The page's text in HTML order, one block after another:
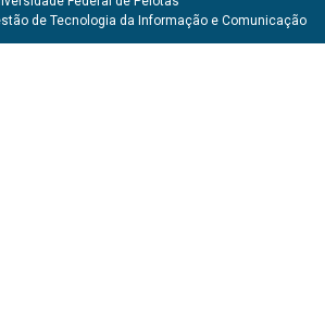
de Tecnologia da Informação e Comunicação